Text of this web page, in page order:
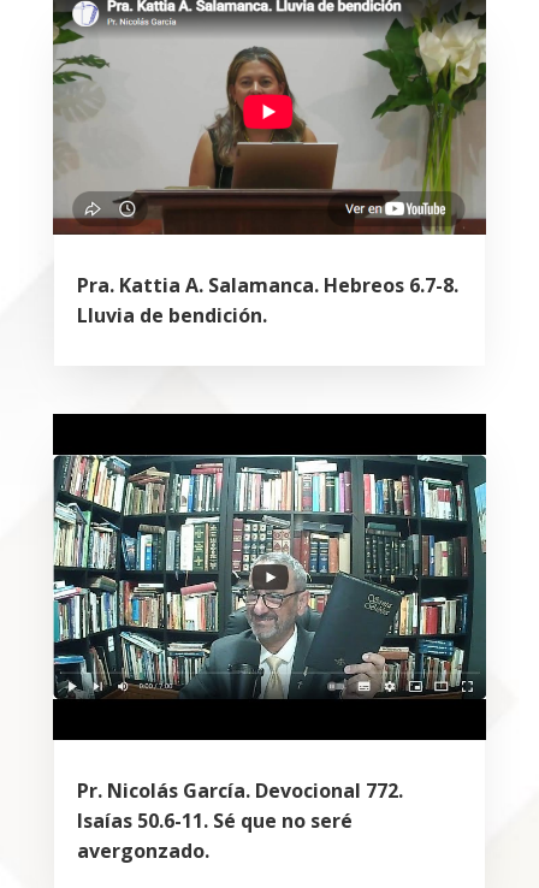
Pra. Kattia A. Salamanca. Hebreos 6.7-8.
Lluvia de bendición.
Pr. Nicolás García. Devocional 772.
Isaías 50.6-11. Sé que no seré
avergonzado.